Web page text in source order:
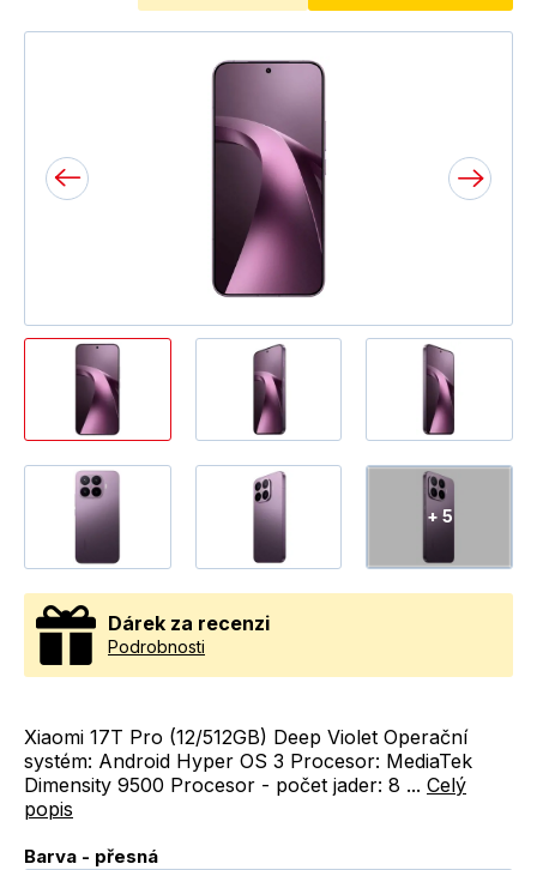
+ 5
Dárek za recenzi
Podrobnosti
Xiaomi 17T Pro (12/512GB) Deep Violet Operační
systém: Android Hyper OS 3 Procesor: MediaTek
Dimensity 9500 Procesor - počet jader: 8 ... Celý
popis
Barva - přesná